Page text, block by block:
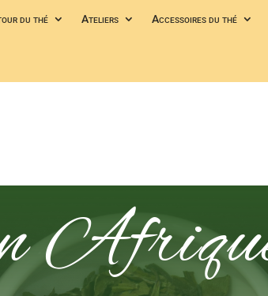
du thé Ateliers Accessoires du thé